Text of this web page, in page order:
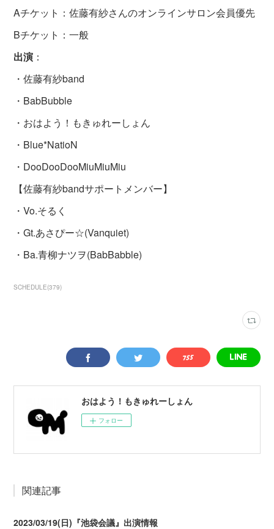
Aチケット：佐藤有紗さんのオンラインサロン会員優先
Bチケット：一般
出演 ：
・佐藤有紗band
・BabBubble
・おはよう！もきゅれーしょん
・Blue*NatioN
・DooDooDooMiuMiuMiu
【佐藤有紗bandサポートメンバー】
・Vo.そるく
・Gt.あさぴー☆(Vanquiet)
・Ba.青柳ナツヲ(BabBabble)
SCHEDULE(379)
おはよう！もきゅれーしょん
フォロー
関連記事
2023/03/19(日)『池袋会議』出演情報